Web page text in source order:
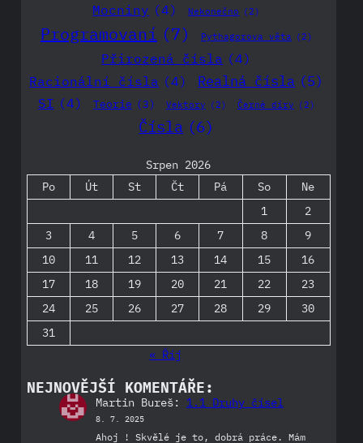
Mocniny (4) Nekonečno (2)
Programovaní (7) Pythagorova věta (2)
Přirozená čísla (4)
Racionální čísla (4) Realná čísla (5)
SI (4) Teorie (3) Vektory (2) Černé díry (2)
Čísla (6)
Srpen 2026
Po
Út St Čt Pá So
Ne
1
2
3
4 5 6 7 8
9
10
11 12 13 14 15
16
17
18 19 20 21 22
23
24
25 26 27 28 29
30
31
« Říj
NEJNOVĚJŠÍ KOMENTÁŘE:
Martin Bureš: 1.1 Druhy čísel
8. 7. 2025
Ahoj ! Skvělé je to, dobrá práce. Mám